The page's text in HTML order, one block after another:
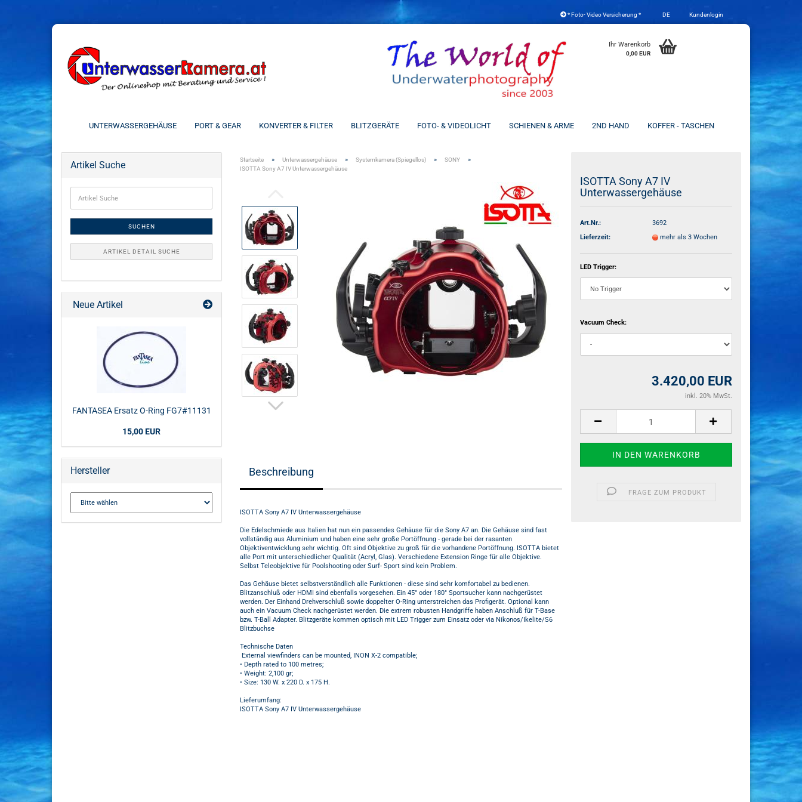
* Foto- Video Versicherung * DE
Sprache auswählen
Kundenlogin
Konto erstellen
Passwort vergessen?
Ihr Warenkorb
0,00 EUR
UNTERWASSERGEHÄUSE PORT & GEAR KONVERTER & FILTER BLITZGERÄTE FOTO- & VIDEOLICHT SCHIENEN & ARME 2ND HAND KOFFER - TASCHEN
Startseite » Unterwassergehäuse » Systemkamera (Spiegellos) » SONY »
ISOTTA Sony A7 IV Unterwassergehäuse
ISOTTA Sony A7 IV
Unterwassergehäuse
Art.Nr.:
3692
Lieferzeit:
mehr als 3 Wochen
LED Trigger:
Vacuum Check:
3.420,00 EUR
inkl. 20% MwSt.
FRAGE ZUM PRODUKT
Beschreibung
ISOTTA Sony A7 IV Unterwassergehäuse
Die Edelschmiede aus Italien hat nun ein passendes Gehäuse für die Sony A7 an. Die Gehäuse sind fast
vollständig aus Aluminium und haben eine sehr große Portöffnung - gerade bei der rasanten
Objektiventwicklung sehr wichtig. Oft sind Objektive zu groß für die vorhandene Portöffnung. ISOTTA bietet
alle Port mit unterschiedlicher Qualität (Acryl, Glas). Verschiedene Extension Ringe für alle Objektive.
Selbst Teleobjektive für Poolshooting oder Surf- Sport sind kein Problem.
Das Gehäuse bietet selbstverständlich alle Funktionen - diese sind sehr komfortabel zu bedienen.
Blitzanschluß oder HDMI sind ebenfalls vorgesehen. Ein 45° oder 180° Sportsucher kann nachgerüstet
werden. Der Einhand Drehverschluß sowie doppelter O-Ring unterstreichen das Profigerät. Optional kann
auch ein Vacuum Check nachgerüstet werden. Die extrem robusten Handgriffe haben Anschluß für T-Base
bzw. T-Ball Adapter. Blitzgeräte kommen optisch mit LED Trigger zum Einsatz oder via Nikonos/Ikelite/S6
Blitzbuchse
Technische Daten
External viewfinders can be mounted, INON X-2 compatible;
• Depth rated to 100 metres;
• Weight: 2,100 gr;
• Size: 130 W. x 220 D. x 175 H.
Lieferumfang:
ISOTTA Sony A7 IV Unterwassergehäuse
Artikel Suche
SUCHEN
ARTIKEL DETAIL SUCHE
Neue Artikel
FANTASEA Ersatz O-Ring FG7#11131
15,00 EUR
Hersteller